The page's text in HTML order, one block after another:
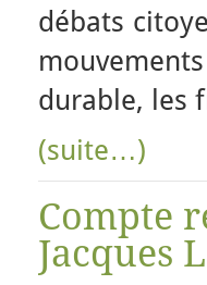
débats
durable, les
(suite…)
Compte
Jacques